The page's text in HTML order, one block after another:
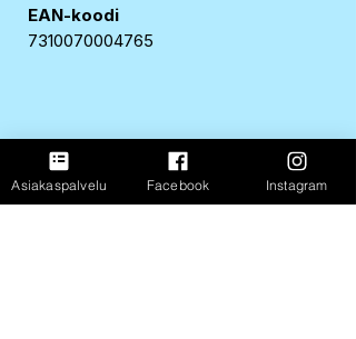
EAN-koodi
7310070004765
FastShop Oy
3237108-4
Asiakaspalvelu Facebook Instagram